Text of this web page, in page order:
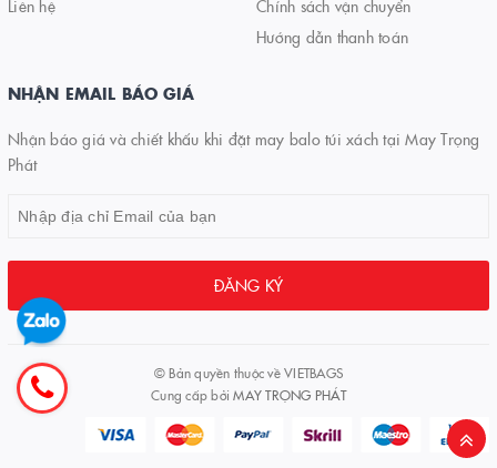
Liên hệ
Chính sách vận chuyển
Hướng dẫn thanh toán
NHẬN EMAIL BÁO GIÁ
Nhận báo giá và chiết khấu khi đặt may balo túi xách tại May Trọng
Phát
ĐĂNG KÝ
© Bản quyền thuộc vềVIETBAGS
Cung cấp bởiMAY TRỌNG PHÁT